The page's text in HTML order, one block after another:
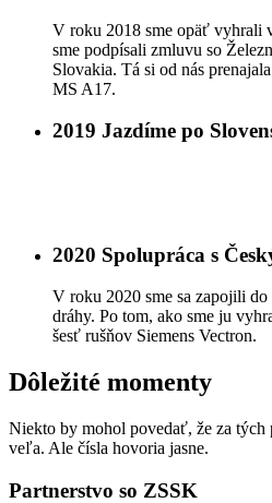
V roku 2018 sme opäť vyhrali
sme podpísali zmluvu so
Slovakia. Tá si od nás
MS A17.
2019 Jazdíme po
2020 Spolupráca s
V roku 2020 sme sa zapojili
dráhy. Po tom, ako sme ju
šesť rušňov Siemens Vectron.
Dôležité momenty
Niekto by mohol povedať, že za tých
veľa. Ale čísla hovoria jasne.
Partnerstvo so ZSSK